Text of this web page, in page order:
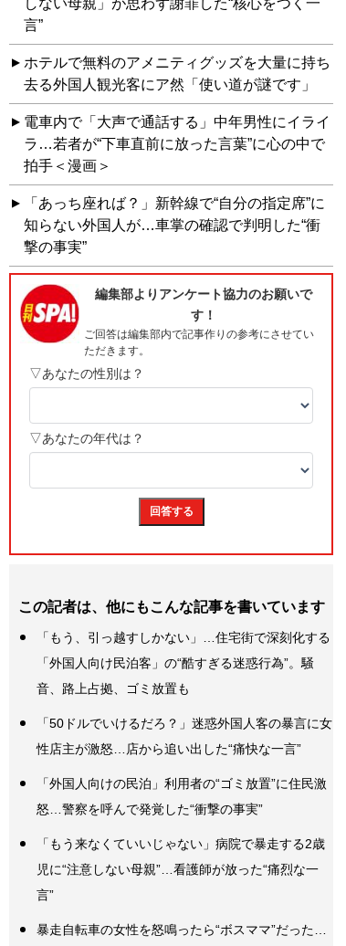
言”
ホテルで無料のアメニティグッズを大量に持ち
去る外国人観光客にア然「使い道が謎です」
電車内で「大声で通話する」中年男性にイライ
ラ…若者が“下車直前に放った言葉”に心の中で
拍手＜漫画＞
「あっち座れば？」新幹線で“自分の指定席”に
知らない外国人が…車掌の確認で判明した“衝
撃の事実”
この記者は、他にもこんな記事を書いています
「もう、引っ越すしかない」…住宅街で深刻化する
「外国人向け民泊客」の“酷すぎる迷惑行為”。騒
音、路上占拠、ゴミ放置も
「50ドルでいけるだろ？」迷惑外国人客の暴言に女
性店主が激怒…店から追い出した“痛快な一言”
「外国人向けの民泊」利用者の“ゴミ放置”に住民激
怒…警察を呼んで発覚した“衝撃の事実”
「もう来なくていいじゃない」病院で暴走する2歳
児に“注意しない母親”…看護師が放った“痛烈な一
言”
暴走自転車の女性を怒鳴ったら“ボスママ”だった…